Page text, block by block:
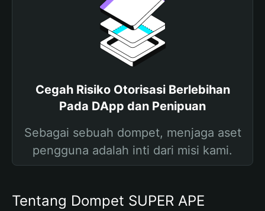
Cegah Risiko Otorisasi Berlebihan
Pada DApp dan Penipuan
Sebagai sebuah dompet, menjaga aset
pengguna adalah inti dari misi kami.
Tentang Dompet SUPER APE